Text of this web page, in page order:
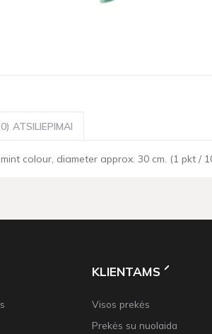
ATSILIEPIMAI
colour, diameter approx. 30 cm. (1 pkt /
KLIENTAMS
Visos prekės
Prekės su nuolaida